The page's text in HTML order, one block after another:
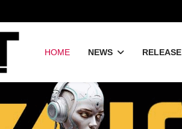
HOME NEWS RELEASE